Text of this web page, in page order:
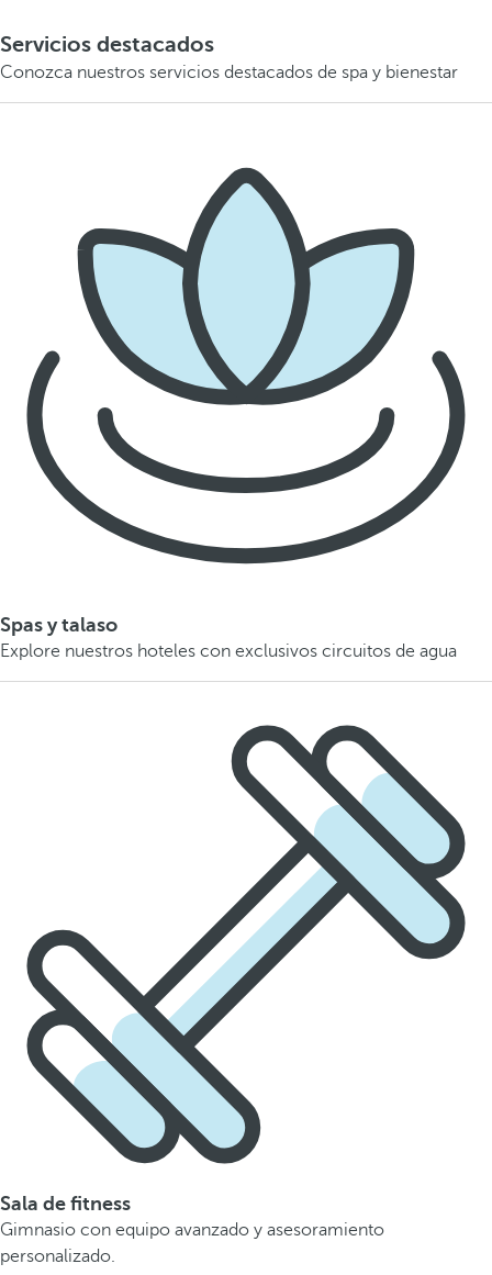
Servicios destacados
Conozca nuestros servicios destacados de spa y bienestar
Spas y talaso
Explore nuestros hoteles con exclusivos circuitos de agua
Sala de fitness
Gimnasio con equipo avanzado y asesoramiento
personalizado.